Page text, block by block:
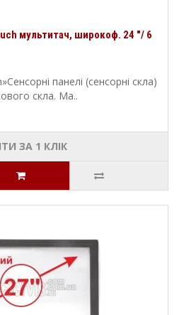
мультитач, широкоф. 24 "/ 6
панелі (сенсорні скла)
скла. Ма..
ЗА 1 КЛIК